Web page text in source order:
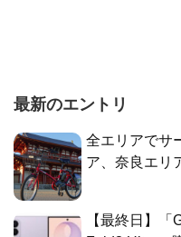
最新のエントリ
全エリアでサ
ア、奈良エリ
【最終日】